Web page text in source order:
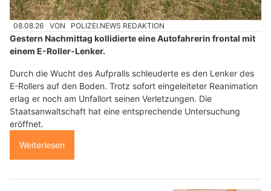
08.08.26 VON POLIZEI.NEWS REDAKTION
Gestern Nachmittag kollidierte eine Autofahrerin frontal mit
einem E-Roller-Lenker.
Durch die Wucht des Aufpralls schleuderte es den Lenker des
E-Rollers auf den Boden. Trotz sofort eingeleiteter Reanimation
erlag er noch am Unfallort seinen Verletzungen. Die
Staatsanwaltschaft hat eine entsprechende Untersuchung
eröffnet.
Weiterlesen